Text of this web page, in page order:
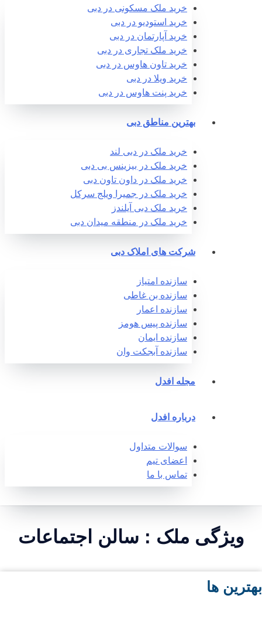
خرید ملک مسکونی در دبی
خرید استودیو در دبی
خرید آپارتمان در دبی
خرید ملک تجاری در دبی
خرید تاون هاوس در دبی
خرید ویلا در دبی
خرید پنت هاوس در دبی
بهترین مناطق دبی
خرید ملک در دبی لند
خرید ملک در بیزینس بی دبی
خرید ملک در داون تاون دبی
خرید ملک در جمیرا ویلج سرکل
خرید ملک دبی آیلندز
خرید ملک در منطقه میدان دبی
شرکت های املاک دبی
سازنده امتیاز
سازنده بن غاطی
سازنده اعمار
سازنده پیس هومز
سازنده ایمان
سازنده آبجکت وان‎
مجله افدل
درباره افدل
سوالات متداول
اعضای تیم
تماس با ما
ویژگی ملک : سالن اجتماعات
ها